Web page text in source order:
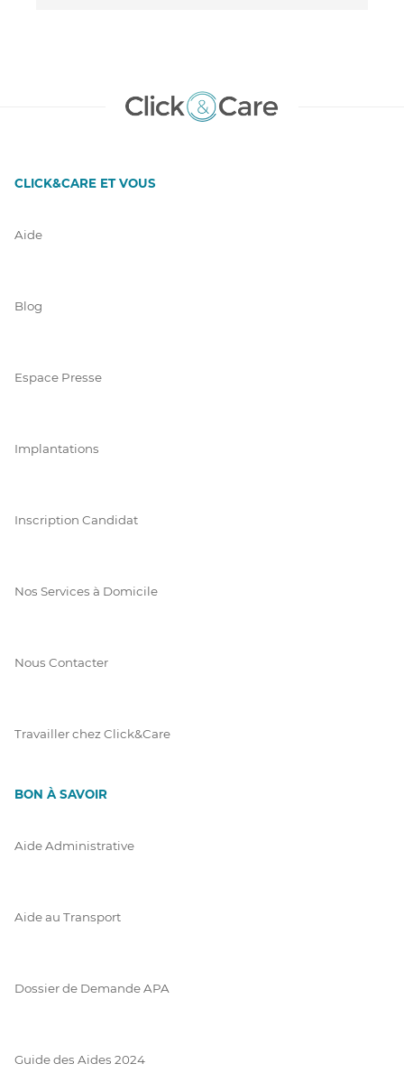
CLICK&CARE ET VOUS
Aide
Blog
Espace Presse
Implantations
Inscription Candidat
Nos Services à Domicile
Nous Contacter
Travailler chez Click&Care
BON À SAVOIR
Aide Administrative
Aide au Transport
Dossier de Demande APA
Guide des Aides 2024